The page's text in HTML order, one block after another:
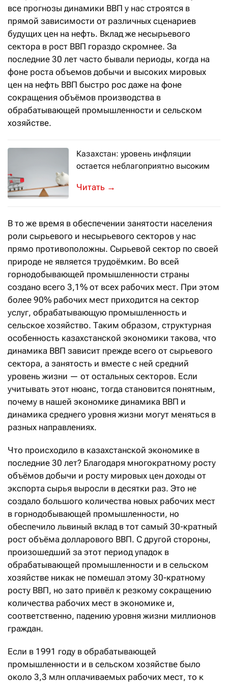
все прогнозы динамики ВВП у нас строятся в
прямой зависимости от различных сценариев
будущих цен на нефть. Вклад же несырьевого
сектора в рост ВВП гораздо скромнее. За
последние 30 лет часто бывали периоды, когда на
фоне роста объемов добычи и высоких мировых
цен на нефть ВВП быстро рос даже на фоне
сокращения объёмов производства в
обрабатывающей промышленности и сельском
хозяйстве.
Казахстан: уровень инфляции
остается неблагоприятно высоким
Вклад в рост инфляции вносят цены
→
В то же время в обеспечении занятости населения
роли сырьевого и несырьевого секторов у нас
прямо противоположны. Сырьевой сектор по своей
природе не является трудоёмким. Во всей
горнодобывающей промышленности страны
создано всего 3,1% от всех рабочих мест. При этом
более 90% рабочих мест приходится на сектор
услуг, обрабатывающую промышленность и
сельское хозяйство. Таким образом, структурная
особенность казахстанской экономики такова, что
динамика ВВП зависит прежде всего от сырьевого
сектора, а занятость и вместе с ней средний
уровень жизни — от остальных секторов. Если
учитывать этот нюанс, тогда становится понятным,
почему в нашей экономике динамика ВВП и
динамика среднего уровня жизни могут меняться в
разных направлениях.
Что происходило в казахстанской экономике в
последние 30 лет? Благодаря многократному росту
объёмов добычи и росту мировых цен доходы от
экспорта сырья выросли в десятки раз. Это не
создало большого количества новых рабочих мест
в горнодобывающей промышленности, но
обеспечило львиный вклад в тот самый 30-кратный
рост объёма долларового ВВП. С другой стороны,
произошедший за этот период упадок в
обрабатывающей промышленности и в сельском
хозяйстве никак не помешал этому 30-кратному
росту ВВП, но зато привёл к резкому сокращению
количества рабочих мест в экономике и,
соответственно, падению уровня жизни миллионов
граждан.
Если в 1991 году в обрабатывающей
промышленности и в сельском хозяйстве было
около 3,3 млн оплачиваемых рабочих мест, то к